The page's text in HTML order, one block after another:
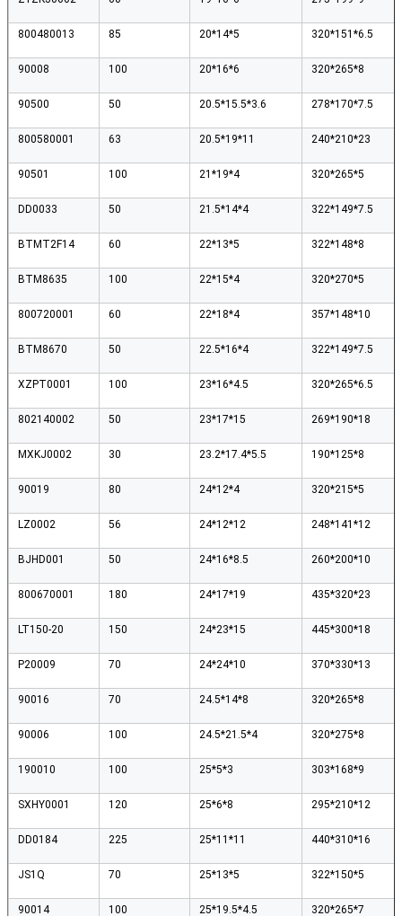
800480013 85 20*14*5 320*151*6.5
90008 100 20*16*6 320*265*8
90500 50 20.5*15.5*3.6 278*170*7.5
800580001 63 20.5*19*11 240*210*23
90501 100 21*19*4 320*265*5
DD0033 50 21.5*14*4 322*149*7.5
BTMT2F14 60 22*13*5 322*148*8
BTM8635 100 22*15*4 320*270*5
800720001 60 22*18*4 357*148*10
BTM8670 50 22.5*16*4 322*149*7.5
XZPT0001 100 23*16*4.5 320*265*6.5
802140002 50 23*17*15 269*190*18
MXKJ0002 30 23.2*17.4*5.5 190*125*8
90019 80 24*12*4 320*215*5
LZ0002 56 24*12*12 248*141*12
BJHD001 50 24*16*8.5 260*200*10
800670001 180 24*17*19 435*320*23
LT150-20 150 24*23*15 445*300*18
P20009 70 24*24*10 370*330*13
90016 70 24.5*14*8 320*265*8
90006 100 24.5*21.5*4 320*275*8
190010 100 25*5*3 303*168*9
SXHY0001 120 25*6*8 295*210*12
DD0184 225 25*11*11 440*310*16
JS1Q 70 25*13*5 322*150*5
90014 100 25*19.5*4.5 320*265*7